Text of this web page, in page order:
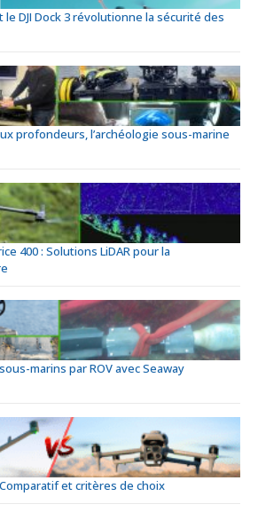
le DJI Dock 3 révolutionne la sécurité des
profondeurs, l’archéologie sous-marine
400 : Solutions LiDAR pour la
marins par ROV avec Seaway
et critères de choix